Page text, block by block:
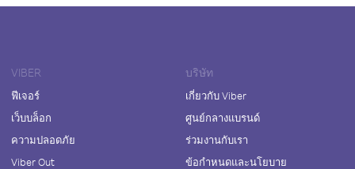
VIBER
ฟีเจอร์
เว็บบล็อก
ความปลอดภัย
Viber Out
บริษัท
เกี่ยวกับ Viber
ศูนย์กลางแบรนด์
ร่วมงานกับเรา
ข้อกำหนดและนโยบาย